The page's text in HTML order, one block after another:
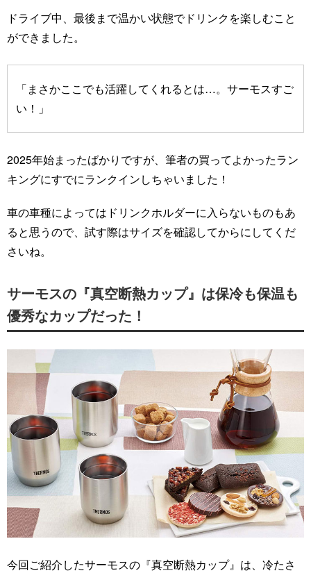
ドライブ中、最後まで温かい状態でドリンクを楽しむこと
ができました。
「まさかここでも活躍してくれるとは…。サーモスすご
い！」
2025年始まったばかりですが、筆者の買ってよかったラン
キングにすでにランクインしちゃいました！
車の車種によってはドリンクホルダーに入らないものもあ
ると思うので、試す際はサイズを確認してからにしてくだ
さいね。
サーモスの『真空断熱カップ』は保冷も保温も
優秀なカップだった！
今回ご紹介したサーモスの『真空断熱カップ』は、冷たさ